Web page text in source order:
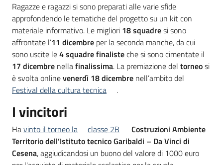
Ragazze e ragazzi si sono preparati alle varie sfide
approfondendo le tematiche del progetto su un kit con
materiale informativo. Le migliori 18 squadresi sono
affrontate l’11 dicembre per la seconda manche, da cui
sono uscite le4 squadre finalisteche si sono cimentate il
17 dicembre nellafinalissima. La premiazione del torneosi
è svolta onlinevenerdì 18 dicembre nell’ambito del
Festival della cultura tecnica
.
I vincitori
Havinto il torneo la classe 2B
Costruzioni Ambiente
Territorio dell’Istituto tecnico Garibaldi – Da Vinci di
Cesena, aggiudicandosi un buono del valore di 1000 euro